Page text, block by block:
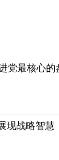
党最核心的
现战略智慧